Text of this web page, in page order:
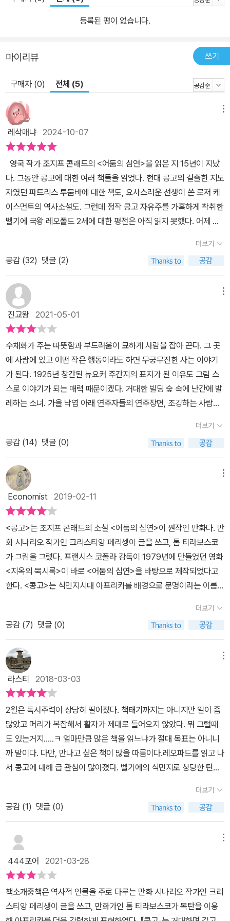
등장한다. 일거리를 찾아, 그리고 어린 시절의 꿈을 실현하기 위해 콩
을 했다는 충격을 안고 돌아온다. 하지만 그는 제국주의라고 하는 일
속시켜야 하는 필요성을 양심의 의무 차원에서 문제 삼는 수준에는
도달하지 못했다. 그렇지만 다른 식민지 정착자들과는 달리 그는 적
어도 자선을 내세우는 제국주의란 사실 유토피아에 불과하다는 점만
은 충분히 깨달았다. 상업적인 이익만이 우선하며, 맹목적인 이익 추
구를 위해서는 모든 것이 허용된다. 가장 지탄받아야 할 것은 천하의
터 그가 택한, 원주민을 착취했던 방법을 잘 알고 있으면서 모른 척한
사장을 비롯한 다른 모든 사람들의 태도라고 콘래드는 말한다. 쿠르
츠가 쓸모없는 인간이 되자 비로소 사람들은 그의 방식이 건전하지
못했으며, 그는 비겁한 자라고 비난한다. 쿠르츠는 버리지만 그가 보
장해 주던 상아마저 버리지는 않은 것이다. 유럽 전체가 쿠르츠라는
괴물을 만들어 내는 데 일조했다는 콘래드의 결론엔 그러므로 깊은
통찰력이 담겨 있다. 콘래드가 목격한 콩고의 진실 『어둠의 심연』은
본이다. 콘래드의 이 소설은 출판 시점인 1899년 당시 서구 제국주
의가 정점에 달했으며 그에 대한 반대자는 아직 생겨나기 이전이었다
는 점에서 한층 더 큰 울림을 지닌다. 하지만 오늘날엔 이 이야기를 읽
으면서 아프리카와 그곳 주민들을 바라보는 그의 인식(원시인들이 사
는 선사 시대 지역)으로 인해 불편해지게 된다. 그의 이러한 인식은 1
9세기 말 대다수 유럽인들이 공통적으로 가지고 있던 생각을 대변한
다. 그때까지만 해도 제국주의를 대하는 자신의 인식을 수정해야 할
아무런 필요를 느끼지 못했던 그가 아프리카에 대해서 아는 건 그가
보는 것, 남에게 들은 것이 전부였다. 곧, 지리적으로 적대적인 환경에
주어야 한다고 생각했다. 아프리카와 서양, 극과 극을 달리는 두 문화.
충격은 유럽인들 못지않게 아프리카인들에게도 엄청 컸을 것이다. 유
럽인들이 자신들의 도덕적 지적 우월성을 확신하는 반면, 아프리카인
들은 그들의 열등함은 기술적인 것에 불과할 뿐이라고 믿었던 것만이
차이라면 차이였다. 15세기부터 유럽인들은 대륙의 해안에 사는 종
족들 하고만 접촉해 왔을 뿐, 지도에서 거의 백지 상태로 나타나는 이
지역과의 교류는 비교적 최근에 증기선과 맥심 기관총이 발명됨으로
써 비로소 가능해졌다. 그 후 아프리카인들은 이들과 전면전을 벌이
거나 협상을 하는 수밖에 다른 도리가 없음을 알게 되었다. 콘래드가
콩고를 떠난 이후 사정은 많이 달라졌다. 마타디와 킨샤사 사이엔 철
도가 완공되었으며 콩고 강과 지류를 운항하던 증기선의 수도 현저하
게 증가했다. 이처럼 비약적인 발전을 가능하게 한 데에는 상아뿐 아
니라 고무의 역할도 컸다. 전 세계가 타이어와 패킹, 전선 제조를 위해
았다. 레오폴드 국왕에게는 행복을 가져다 준 이러한 세태가 콩고 주
민들에게는 깊은 절망을 안겨 주었다. 고무라는 마술 액체를 뽑아내
는 굵직한 덩굴들은 적도 부근 숲에 널려 있었다. 무역 회사들의 탐욕
이 극에 달하자 사람들은 고무를 얻기 위해 점점 더 깊숙한 곳으로 들
어가지 않을 수 없었다. 고무 수확을 위해 걸리는 한 달에 25일이라
는 시간은 바꿔 말하면 마을에서 사냥을 하고 토지를 개간하거나 집
을 지을 수 없는 시간이기도 했다. 국가의 공식 군대나 민간 용병대로
발탁된 아프리카 출신 군인들은 정해진 고무 수확량을 달성할 때까지
는 여자와 어린이들을 인질로 잡아 두라는 명령을 받을 정도였다. 반
기를 드는 자들은 개처럼 처형당했고 고무 공포로 인하여 지역 주민
복으로 군대는 집과 수확물을 불태웠으며 가축들을 도살하고 주민 수
천 명을 기아와 탈진으로 죽게 만들었다. 콘래드가 말로의 눈을 통해
서 함축해 놓은 현실을 그림으로 바꿔 놓았다. 독자는 텍스트와 그림
을 번갈아 오가며 새로운 『어둠의 심연』을 만나게 될 것이다.
등록된 평이 없습니다.
마이리뷰 쓰기
구매자 (0) 전체 (5)
레삭매냐 2024-10-07
다. 그동안 콩고에 대한 여러 책들을 읽었다. 현대 콩고의 걸출한 지도
자였던 파트리스 루뭄바에 대한 책도, 요사스러운 선생이 쓴 로저 케
이스먼트의 역사소설도. 그런데 정작 콩고 자유주를 가혹하게 착취한
벨기에 국왕 레오폴드 2세에 대한 평전은 아직 읽지 못했다. 어제 도
판된 책이었더라. 이런 책이 다 있었구나 싶었다. 1890년 벨기에 선
박회사에 고용된 조지프 콘래드가 콩고강을 항해한 일정이 기록되어
있었다. 그리고 그의 콩고 항해 경험은 훗날 <어둠의 심연>의 토대가
되었다. 내가 그래픽 노블은 좋아하는 이유 중의 하나는 무엇보다 책
에 비해 빨리 읽기가 가능하다는 점이다. 그리고 읽기를 따라가지 못
하는 나의 두뇌에게, 이미지로 전달되는 게 더 수월하다는 점도 추가
해야 할 것 같다. 반대로, 그렇게 형성된 이미지가 나의 자유로운 사유
를 제약하고 어떤 특정한 이미지로 고착화시킬 수도 있다는 점을 경
계해야 할 것 같다. 그런 점에서 영화는 더더욱 말할 것도 없겠지. 조
지프 콘래드의 본명은 유제프 테오도르 콘라트 코르제니오프스키(18
57~1924)다. 몰락한 폴란드 귀족 출신으로 제정 러시아 시절 우크
라이나의 베르데치프에서 태어났다. 콘라트의 아버지 아폴로 코르제
니오프스키는 폴란드 민족주의자로 정치활동 때문에 가족들은 계속
해서 이주를 해야했다. 1865년과 1868년에 차례로 어머니와 아버
학업을 중단한 콘라트는 마르세이유에서 선원 생활을 시작했다. 187
8년 6월 10일 처음으로 영국을 방문한 콘라트는 영국에서 이등항해
사와 일등항해사 자격을 취득하고 동양에서 6년 동안 선원일을 했다.
그리고 1886년 7월 2일 영국 귀화신청을 하고 다음달인 8월에 영국
시민이 되었다. 11월에는 일반선장 자격시험도 통과했다. 당시 세계
의 바다를 지배하던 영국 상선에서 복무 커리어는 4년 뒤, 콘라트 벨
기에 회사와 계약하는데 도움이 되었다. 브뤼셀에서 알베르 티스와
3년 장기계약을 맺은 콘라트는 레오폴드 국왕의 사적 소유지인 콩고
자유주로 증기선을 모는 선장 자격으로 출발이 예정되었다. 그리고
막 정착지인 가봉의 리브르빌을 거쳐 콩고의 거점도시인 보마와 마타
디를 거쳐 킨샤사에 이르는 험난한 일정이 시작된다. 콩고 항해는 처
음부터 양심가인 콘라트의 마음을 불편하게 했다. 프랑스의 적이라고
간주하고 원주민들에게 대포를 갈기는 모습에 콘라트는 충격을 받는
다. 그리고 마타디에서 절대 누설안되면 비밀이라고 신신당부 받은
게 바로 상아 집적소라는 사실에 콘라트는 충격 이연타를 받는다. 아
프리카 코끼리를 살육하고 상아를 얻어내는 게 그들이 말하는 문명화
작업이란 말인가. 1890년 6월 13일 마타디에 도착해서는 로저 케이
스먼트와 만나 안면을 트기도 했다고 전한다. 훗날 케이스먼트는 콩
고 자유주의 비참한 현실을 서구사회에 알린 케이스먼트 보고서의 주
인공으로 유명하다. 벨기에 지배자들은 마구잡이로 현지인들을 징
린 백인 지배자들을 등에 지고 운반하는 역할도 맡겼다. 길도 없는 정
글에서, 무작위로 평화롭게 살고 있던 마을에서 현지 사람들을 강제
로 붙잡아다가 노역 시키고, 말을 듣지 않으면 가차 없이 태형을 가했
다. 이것은 시작에 불과했고, 나중에 서구 사회에서 산업화의 여파로
당국은 정말 악질적인 방법을 동원해서 현지인들을 착취했다. 심지
어 콩고에 배치된 벨기에 인력들은 본국의 엘리트 계급이 아니었다.
엘리트 계급이 무더위와 말라리아에 시달리며, 새로운 기회를 찾아
머나먼 콩고까지 올 리가 없지. 대신 서민 계층이 새로운 기회를 찾아
더보기
공감 (32) 댓글 (2)
진교왕 2021-05-01
수채화가 주는 따뜻함과 부드러움이 묘하게 사람을 잡아 끈다. 그 곳
에 사람에 있고 어떤 작은 행동이라도 하면 무궁무진한 사는 이야기
가 된다. 1925년 창간된 뉴요커 주간지의 표지가 된 이유도 그림 스
스로 이야기가 되는 매력 때문이겠다. 거대한 빌딩 숲 속에 난간에 발
레하는 소녀. 가을 낙엽 아래 연주자들의 연주장면, 조깅하는 사람들,
더보기
공감 (14) 댓글 (0)
Economist 2019-02-11
<콩고>는 조지프 콘래드의 소설 <어둠의 심연>이 원작인 만화다. 만
화 시나리오 작가인 크리스티앙 페리셍이 글을 쓰고, 톰 티라보스코
가 그림을 그렸다. 프랜시스 코폴라 감독이 1979년에 만들었던 영화
<지옥의 묵시록>이 바로 <어둠의 심연>을 바탕으로 제작되었다고
한다. <콩고>는 식민지시대 아프리카를 배경으로 문명이라는 이름으
용은 무겁고, 철학적이다. 내용을 놓치지 않으려면 자주 멈춰 생각을
해야한다. 때로는 상상력도 요구된다. <콩고>는 만화이되 만화가 아
닌, 철학이 아니되 철학인 책이다.
더보기
공감 (7) 댓글 (0)
라스티 2018-03-03
2월은 독서주력이 상당히 떨어졌다. 책태기까지는 아니지만 일이 좀
많았고 머리가 복잡해서 활자가 제대로 들어오지 않았다. 뭐 그럴때
도 있는거지.....ㅋ 얼마만큼 많은 책을 읽느냐가 절대 목표는 아니니
까 말이다. 다만, 만나고 싶은 책이 많을 따름이다.레오파드를 읽고 나
서 콩고에 대해 급 관심이 많아졌다. 벨기에의 식민지로 상당한 탄압
많은 학살등등 극적인 요소가 많은 나라라고 생각한다. 둘째와 도서
관에 갔을때 콩고 관련 서적을 찾아보다가 눈에 띄여 대출하고 읽어
본 책이다.조지프 콘래드의 콩고 여행기를 그래픽 노블로 엮은 만화
책이다. 마침 조지프 콘래드의 어둠의 심연을 이북으로 구입했고 소
등등이 괜찮았다. 지옥의 묵시록 원작소설이기도한 어둠의 심연은 보
고 싶은 책이었는데 어떻게 그 소설이 탄생했는지 알게됐다.조지프
콘래드는 원래 폴란드 출신으로 본명은 유제프였는데, 폴란드 반정부
운동에 가담했던 전력으로 유배 생활을 한 부모를 따라 험난한 어린
더보기
공감 (1) 댓글 (0)
444포어 2021-03-28
책소개중책은 역사적 인물을 주로 다루는 만화 시나리오 작가인 크리
스티앙 페리생이 글을 쓰고, 만화가인 톰 티라보스코가 목탄을 이용